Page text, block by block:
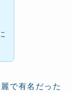
で有名だった